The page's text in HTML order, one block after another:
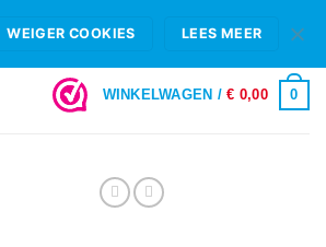
LOGIN
WINKELWAGEN /€ 0,00 0
WEIGER COOKIES LEES MEER